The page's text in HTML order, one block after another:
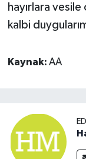
hayırlara
kalbi
Kaynak: AA